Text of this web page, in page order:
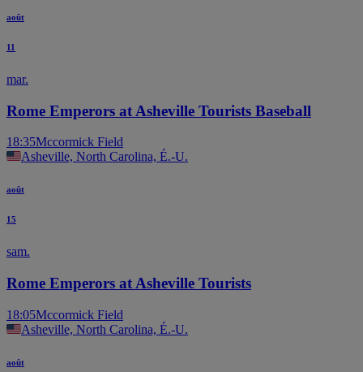
août
11
mar.
Rome Emperors at Asheville Tourists Baseball
18:35Mccormick Field
Asheville, North Carolina, É.-U.
août
15
sam.
Rome Emperors at Asheville Tourists
18:05Mccormick Field
Asheville, North Carolina, É.-U.
août